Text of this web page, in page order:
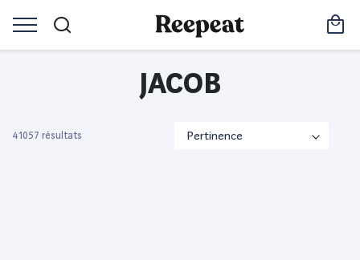
JACOB
41057 résultats